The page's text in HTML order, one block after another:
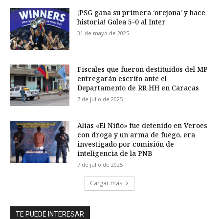
¡PSG gana su primera ‘orejona’ y hace
historia! Golea 5-0 al Inter
31 de mayo de 2025
Fiscales que fueron destituidos del MP
entregarán escrito ante el
Departamento de RR HH en Caracas
7 de julio de 2025
Alias «El Niño» fue detenido en Veroes
con droga y un arma de fuego, era
investigado por comisión de
inteligencia de la PNB
7 de julio de 2025
Cargar más
TE PUEDE INTERESAR